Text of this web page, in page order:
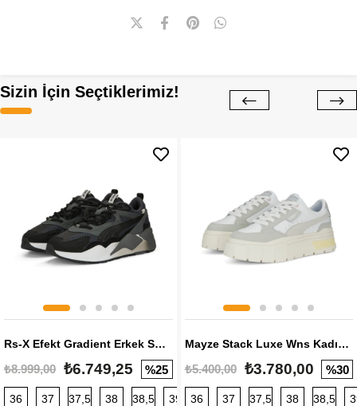
Sizin İçin Seçtiklerimiz!
Rs-X Efekt Gradient Erkek Sneaker
₺8.999,00 ₺6.749,25 %25
36 37 37,5 38 38,5 39 40 40,5 41 42 42,5
Mayze Stack Luxe Wns Kadın Sneaker
₺5.400,00 ₺3.780,00 %30
36 37 37,5 38 38,5